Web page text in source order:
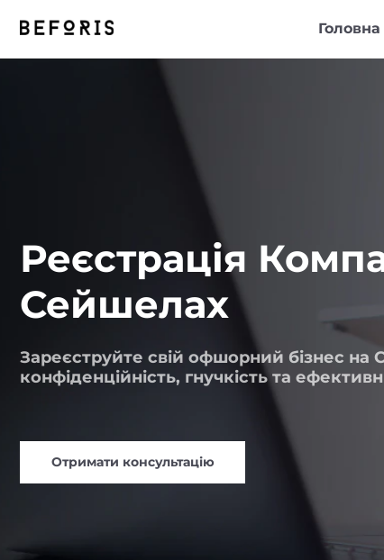
Головна
Реєстрація
Сейшелах
Зареєструйте свій офшорний бізнес на
конфіденційність, гнучкість та
Отримати консультацію